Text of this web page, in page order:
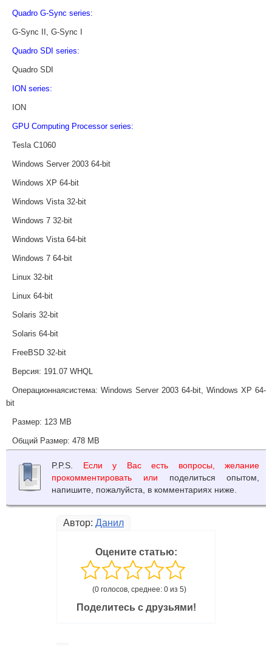
Quadro G-Sync series:
G-Sync II, G-Sync I
Quadro SDI series:
Quadro SDI
ION series:
ION
GPU Computing Processor series:
Tesla C1060
Windows Server 2003 64-bit
Windows XP 64-bit
Windows Vista 32-bit
Windows 7 32-bit
Windows Vista 64-bit
Windows 7 64-bit
Linux 32-bit
Linux 64-bit
Solaris 32-bit
Solaris 64-bit
FreeBSD 32-bit
Версия: 191.07 WHQL
Операционнаясистема: Windows Server 2003 64-bit, Windows XP 64-
bit
Размер: 123 MB
Общий Размер: 478 MB
P.P.S. Если у Вас есть вопросы, желание
прокомментировать или поделиться опытом,
напишите, пожалуйста, в комментариях ниже.
Автор: Данил
Оцените статью:
(0 голосов, среднее: 0 из 5)
Поделитесь с друзьями!